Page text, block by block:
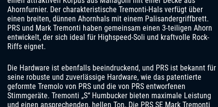
Ahornfurnier. Der charakteristische Tremonti-Hals verfügt über
einen breiten, dünnen Ahornhals mit einem Palisandergriffbrett.
PRS und Mark Tremonti haben gemeinsam einen 3-teiligen Ahorn
entwickelt, der sich ideal für Highspeed-Soli und kraftvolle Rock-
Riffs eignet.
Die Hardware ist ebenfalls beeindruckend, und PRS ist bekannt für
seine robuste und zuverlässige Hardware, wie das patentierte
geformte Tremolo von PRS und die von PRS entworfenen
Stimmgeräte. Tremonti „S“ Humbucker bieten maximale Leistung
und einen ansprechenden, hellen Ton. Die PRS SE Mark Tremonti